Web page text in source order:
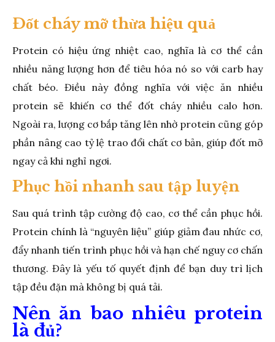
Đốt cháy mỡ thừa hiệu quả
Protein có hiệu ứng nhiệt cao, nghĩa là cơ thể cần
nhiều năng lượng hơn để tiêu hóa nó so với carb hay
chất béo. Điều này đồng nghĩa với việc ăn nhiều
protein sẽ khiến cơ thể đốt cháy nhiều calo hơn.
Ngoài ra, lượng cơ bắp tăng lên nhờ protein cũng góp
phần nâng cao tỷ lệ trao đổi chất cơ bản, giúp đốt mỡ
ngay cả khi nghỉ ngơi.
Phục hồi nhanh sau tập luyện
Sau quá trình tập cường độ cao, cơ thể cần phục hồi.
Protein chính là “nguyên liệu” giúp giảm đau nhức cơ,
đẩy nhanh tiến trình phục hồi và hạn chế nguy cơ chấn
thương. Đây là yếu tố quyết định để bạn duy trì lịch
tập đều đặn mà không bị quá tải.
Nên ăn bao nhiêu protein
là đủ?